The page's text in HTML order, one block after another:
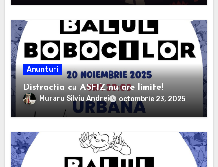
Anunturi
Distractia cu ASFIZ nu are limite!
Muraru Silviu Andrei octombrie 23, 2025